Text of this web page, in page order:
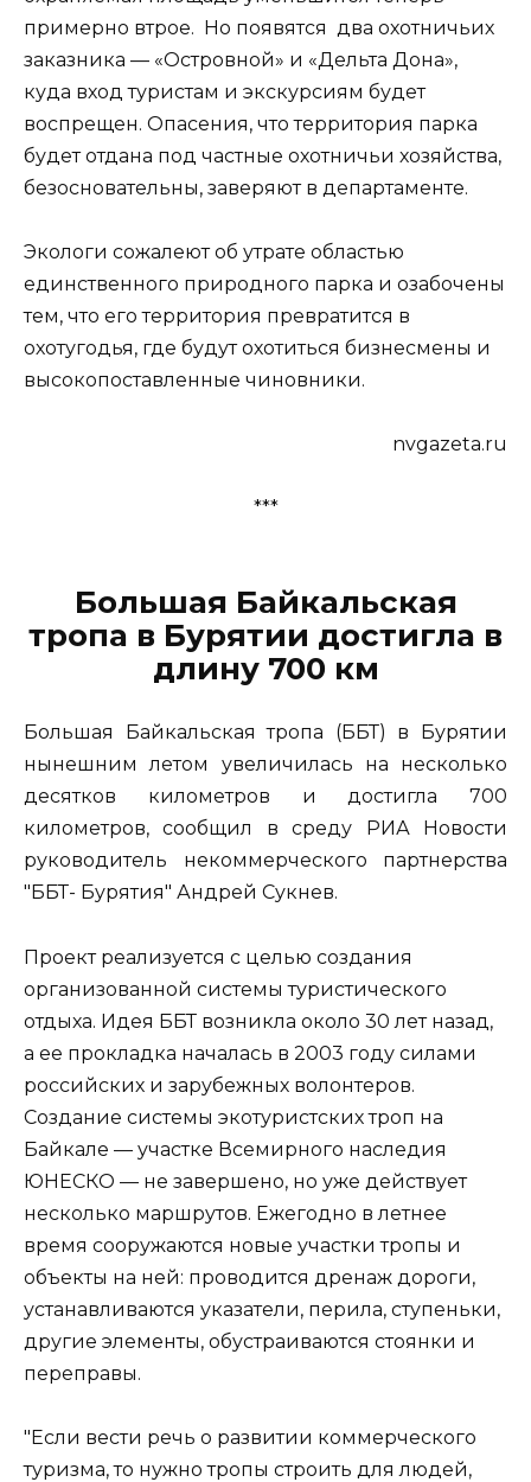
примерно втрое. Но появятся два охотничьих
заказника — «Островной» и «Дельта Дона»,
куда вход туристам и экскурсиям будет
воспрещен. Опасения, что территория парка
будет отдана под частные охотничьи хозяйства,
безосновательны, заверяют в департаменте.
Экологи сожалеют об утрате областью
единственного природного парка и озабочены
тем, что его территория превратится в
охотугодья, где будут охотиться бизнесмены и
высокопоставленные чиновники.
nvgazeta.ru
***
Большая Байкальская
тропа в Бурятии достигла в
длину 700 км
Большая Байкальская тропа (ББТ) в Бурятии
нынешним летом увеличилась на несколько
десятков километров и достигла 700
километров, сообщил в среду РИА Новости
руководитель некоммерческого партнерства
"ББТ- Бурятия" Андрей Сукнев.
Проект реализуется с целью создания
организованной системы туристического
отдыха. Идея ББТ возникла около 30 лет назад,
а ее прокладка началась в 2003 году силами
российских и зарубежных волонтеров.
Создание системы экотуристских троп на
Байкале — участке Всемирного наследия
ЮНЕСКО — не завершено, но уже действует
несколько маршрутов. Ежегодно в летнее
время сооружаются новые участки тропы и
объекты на ней: проводится дренаж дороги,
устанавливаются указатели, перила, ступеньки,
другие элементы, обустраиваются стоянки и
переправы.
"Если вести речь о развитии коммерческого
туризма, то нужно тропы строить для людей,